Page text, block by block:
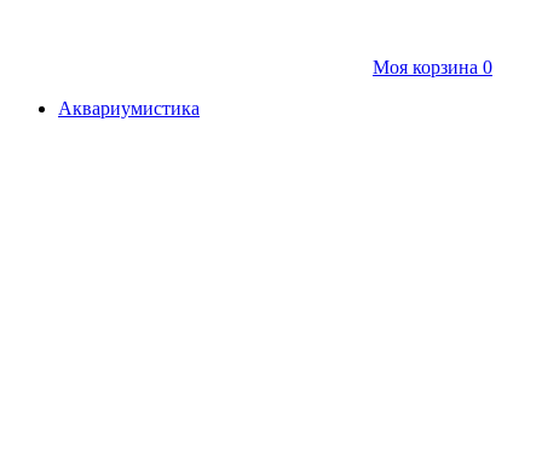
Моя корзина 0
Аквариумистика